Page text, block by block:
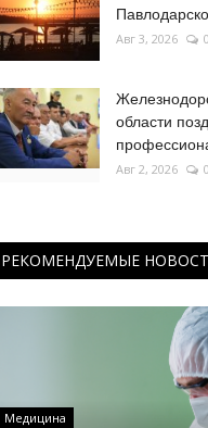
Авг 3, 2026 0
области
Авг 2, 2026 0
РЕКОМЕНДУЕМЫЕ
Медицина